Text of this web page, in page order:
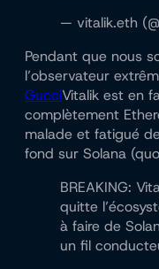
— vitalik.eth
Pendant que nous
l’observateur
GucciVitalik est en
complètement
malade et fatigué
fond sur Solana
BREAKING:
quitte
à faire de
un fil